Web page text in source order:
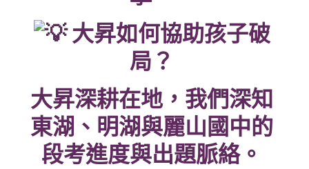
大昇如何協助孩子破
局？
大昇深耕在地，我們深知
東湖、明湖與麗山國中的
段考進度與出題脈絡。